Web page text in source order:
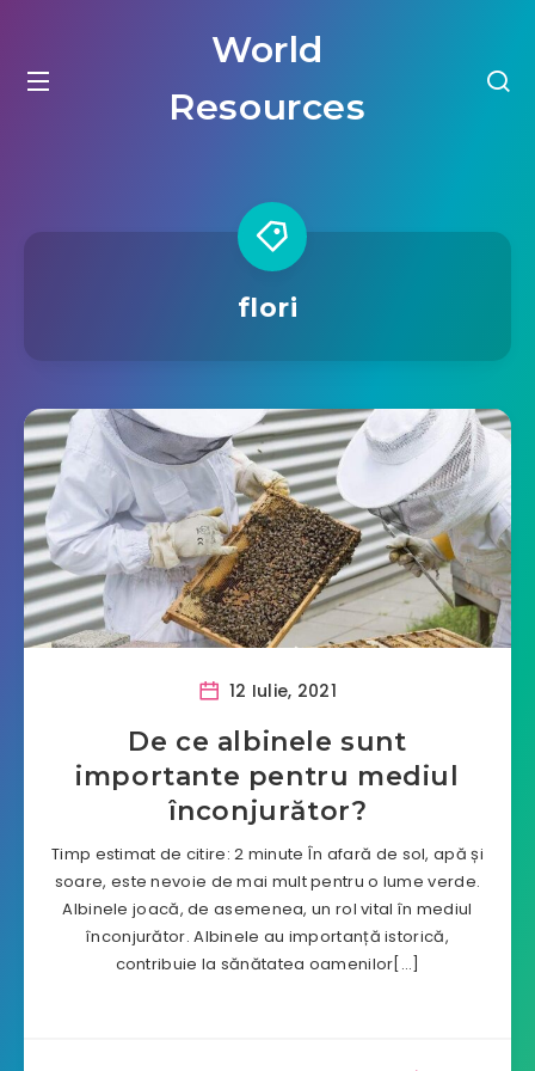
World
Resources
flori
12 Iulie, 2021
De ce albinele sunt
importante pentru mediul
înconjurător?
Timp estimat de citire: 2 minute În afară de sol, apă și
soare, este nevoie de mai mult pentru o lume verde.
Albinele joacă, de asemenea, un rol vital în mediul
înconjurător. Albinele au importanță istorică,
contribuie la sănătatea oamenilor[…]